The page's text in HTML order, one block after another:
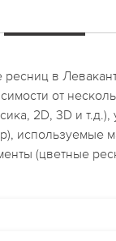
в
от
2D, 3D и
используемые
(цветные